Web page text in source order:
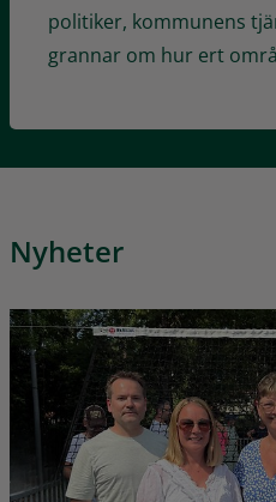
politiker, kommunens
grannar om hur ert
Nyheter